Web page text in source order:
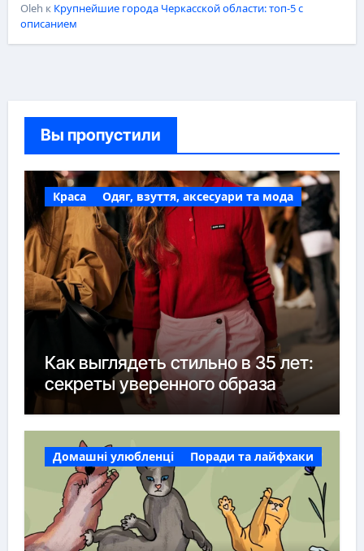
Oleh к Крупнейшие города Черкасской области: топ-5 с
описанием
Вы пропустили
Краса Одяг, взуття, аксесуари та мода
Как выглядеть стильно в 35 лет:
секреты уверенного образа
Домашні улюбленці Поради та лайфхаки